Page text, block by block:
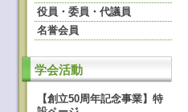
役員・委員・代議員
名誉会員
学会活動
【創立50周年記念事業】特